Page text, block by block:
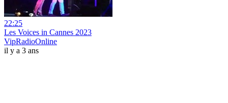
22:25
Les Voices in Cannes 2023
VipRadioOnline
il y a 3 ans